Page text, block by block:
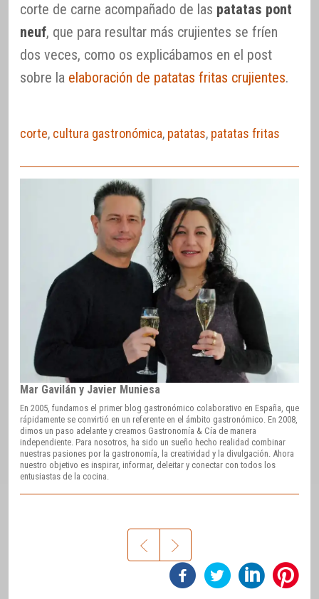
corte de carne acompañado de las patatas pont
neuf, que para resultar más crujientes se fríen
dos veces, como os explicábamos en el post
sobre la elaboración de patatas fritas crujientes.
corte, cultura gastronómica, patatas, patatas fritas
Mar Gavilán y Javier Muniesa
En 2005, fundamos el primer blog gastronómico colaborativo en España, que
rápidamente se convirtió en un referente en el ámbito gastronómico. En 2008,
dimos un paso adelante y creamos Gastronomía & Cía de manera
independiente. Para nosotros, ha sido un sueño hecho realidad combinar
nuestras pasiones por la gastronomía, la creatividad y la divulgación. Ahora
nuestro objetivo es inspirar, informar, deleitar y conectar con todos los
entusiastas de la cocina.